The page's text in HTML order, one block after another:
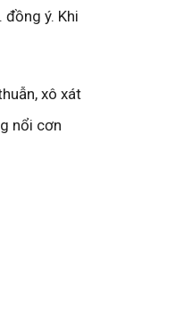
ý. Khi
xô xát
nổi cơn